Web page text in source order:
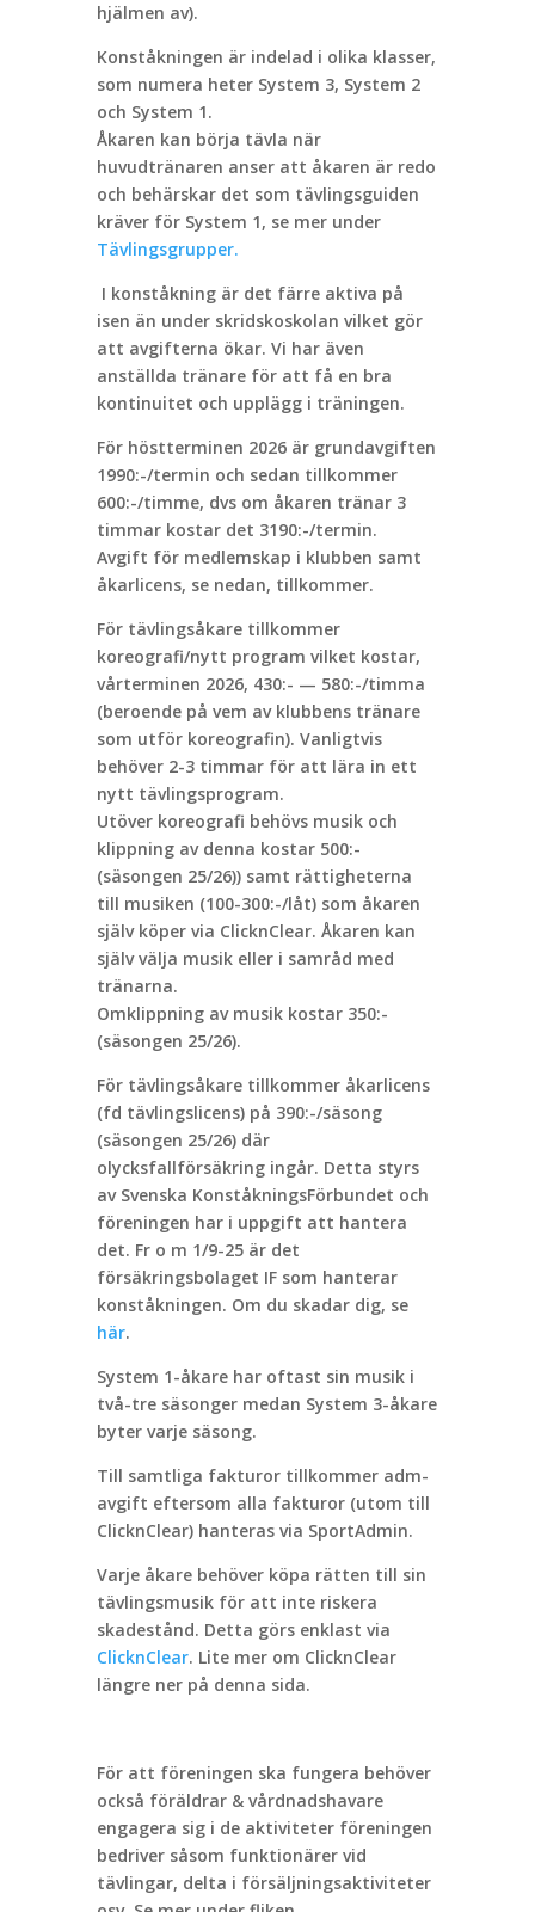
hjälmen av).
Konståkningen är indelad i olika klasser,
som numera heter System 3, System 2
och System 1.
Åkaren kan börja tävla när
huvudtränaren anser att åkaren är redo
och behärskar det som tävlingsguiden
kräver för System 1, se mer under
Tävlingsgrupper.
I konståkning är det färre aktiva på
isen än under skridskoskolan vilket gör
att avgifterna ökar. Vi har även
anställda tränare för att få en bra
kontinuitet och upplägg i träningen.
För höstterminen 2026 är grundavgiften
1990:-/termin och sedan tillkommer
600:-/timme, dvs om åkaren tränar 3
timmar kostar det 3190:-/termin.
Avgift för medlemskap i klubben samt
åkarlicens, se nedan, tillkommer.
För tävlingsåkare tillkommer
koreografi/nytt program vilket kostar,
vårterminen 2026, 430:- — 580:-/timma
(beroende på vem av klubbens tränare
som utför koreografin). Vanligtvis
behöver 2-3 timmar för att lära in ett
nytt tävlingsprogram.
Utöver koreografi behövs musik och
klippning av denna kostar 500:-
(säsongen 25/26)) samt rättigheterna
till musiken (100-300:-/låt) som åkaren
själv köper via ClicknClear. Åkaren kan
själv välja musik eller i samråd med
tränarna.
Omklippning av musik kostar 350:-
(säsongen 25/26).
För tävlingsåkare tillkommer åkarlicens
(fd tävlingslicens) på 390:-/säsong
(säsongen 25/26) där
olycksfallförsäkring ingår. Detta styrs
av Svenska KonståkningsFörbundet och
föreningen har i uppgift att hantera
det. Fr o m 1/9-25 är det
försäkringsbolaget IF som hanterar
konståkningen. Om du skadar dig, se
här.
System 1-åkare har oftast sin musik i
två-tre säsonger medan System 3-åkare
byter varje säsong.
Till samtliga fakturor tillkommer adm-
avgift eftersom alla fakturor (utom till
ClicknClear) hanteras via SportAdmin.
Varje åkare behöver köpa rätten till sin
tävlingsmusik för att inte riskera
skadestånd. Detta görs enklast via
ClicknClear. Lite mer om ClicknClear
längre ner på denna sida.
För att föreningen ska fungera behöver
också föräldrar & vårdnadshavare
engagera sig i de aktiviteter föreningen
bedriver såsom funktionärer vid
tävlingar, delta i försäljningsaktiviteter